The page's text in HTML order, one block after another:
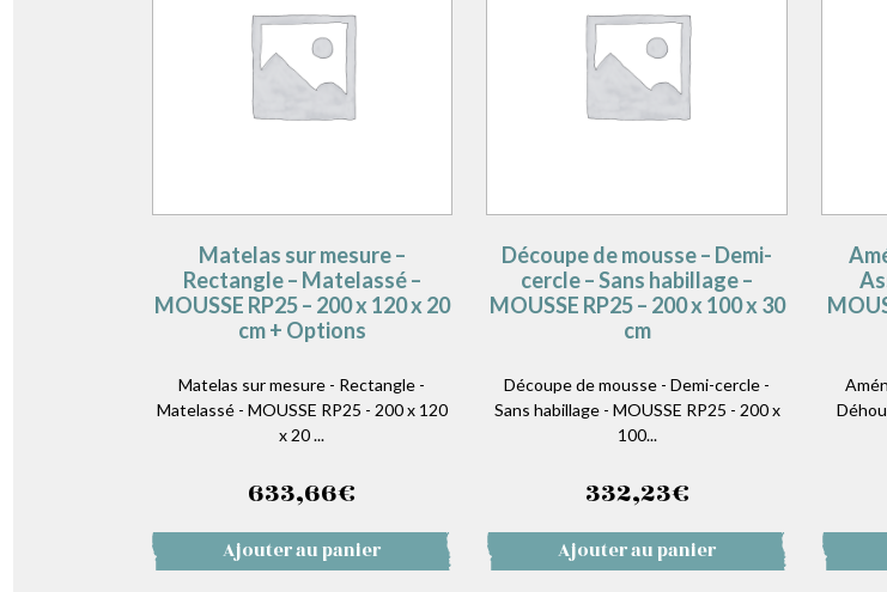
Matelas sur mesure –
Rectangle – Matelassé –
MOUSSE RP25 – 200 x 120 x 20
cm + Options
Matelas sur mesure - Rectangle -
Matelassé - MOUSSE RP25 - 200 x 120
x 20 ...
633,66€
Ajouter au panier
Découpe de mousse – Demi-
cercle – Sans habillage –
MOUSSE RP25 – 200 x 100 x 30
cm
Découpe de mousse - Demi-cercle -
Sans habillage - MOUSSE RP25 - 200 x
100...
332,23€
Ajouter au panier